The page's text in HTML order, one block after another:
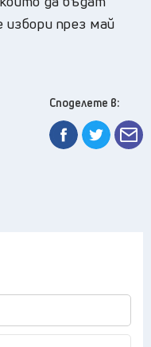
през май
Споделете в: